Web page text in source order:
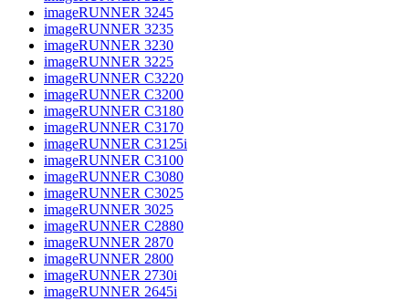
imageRUNNER 3245
imageRUNNER 3235
imageRUNNER 3230
imageRUNNER 3225
imageRUNNER C3220
imageRUNNER C3200
imageRUNNER C3180
imageRUNNER C3170
imageRUNNER C3125i
imageRUNNER C3100
imageRUNNER C3080
imageRUNNER C3025
imageRUNNER 3025
imageRUNNER C2880
imageRUNNER 2870
imageRUNNER 2800
imageRUNNER 2730i
imageRUNNER 2645i